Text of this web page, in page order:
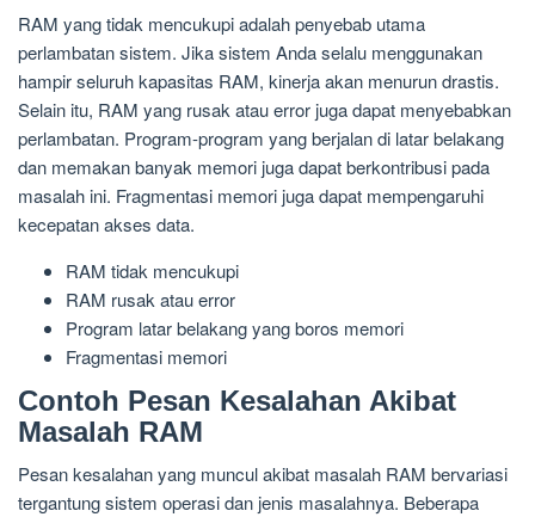
RAM yang tidak mencukupi adalah penyebab utama
perlambatan sistem. Jika sistem Anda selalu menggunakan
hampir seluruh kapasitas RAM, kinerja akan menurun drastis.
Selain itu, RAM yang rusak atau error juga dapat menyebabkan
perlambatan. Program-program yang berjalan di latar belakang
dan memakan banyak memori juga dapat berkontribusi pada
masalah ini. Fragmentasi memori juga dapat mempengaruhi
kecepatan akses data.
RAM tidak mencukupi
RAM rusak atau error
Program latar belakang yang boros memori
Fragmentasi memori
Contoh Pesan Kesalahan Akibat
Masalah RAM
Pesan kesalahan yang muncul akibat masalah RAM bervariasi
tergantung sistem operasi dan jenis masalahnya. Beberapa